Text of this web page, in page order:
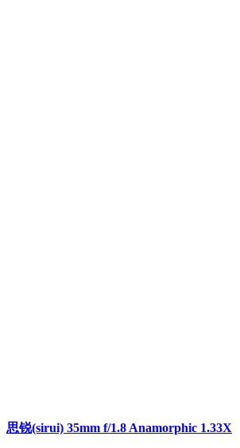
思锐(sirui) 35mm f/1.8 Anamorphic 1.33X